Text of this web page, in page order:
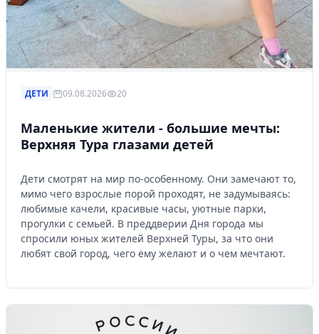
ДЕТИ 09.08.2026 20
Маленькие жители - большие мечты:
Верхняя Тура глазами детей
Дети смотрят на мир по-особенному. Они замечают то,
мимо чего взрослые порой проходят, не задумываясь:
любимые качели, красивые часы, уютные парки,
прогулки с семьей. В преддверии Дня города мы
спросили юных жителей Верхней Туры, за что они
любят свой город, чего ему желают и о чем мечтают.